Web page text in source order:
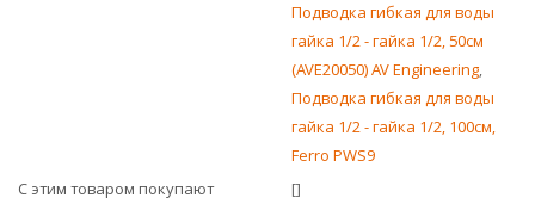
Подводка гибкая для воды
гайка 1/2 - гайка 1/2, 50см
(AVE20050) AV Engineering,
Подводка гибкая для воды
гайка 1/2 - гайка 1/2, 100см,
Ferro PWS9
С этим товаром покупают
[]